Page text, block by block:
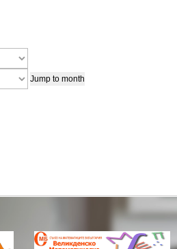
Jump to month